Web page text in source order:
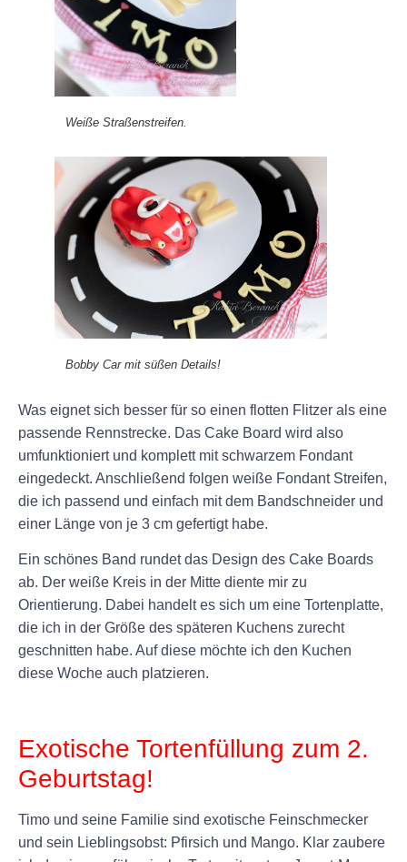
Weiße Straßenstreifen.
Bobby Car mit süßen Details!
Was eignet sich besser für so einen flotten Flitzer als eine
passende Rennstrecke. Das Cake Board wird also
umfunktioniert und komplett mit schwarzem Fondant
eingedeckt. Anschließend folgen weiße Fondant Streifen,
die ich passend und einfach mit dem Bandschneider und
einer Länge von je 3 cm gefertigt habe.
Ein schönes Band rundet das Design des Cake Boards
ab. Der weiße Kreis in der Mitte diente mir zu
Orientierung. Dabei handelt es sich um eine Tortenplatte,
die ich in der Größe des späteren Kuchens zurecht
geschnitten habe. Auf diese möchte ich den Kuchen
diese Woche auch platzieren.
Exotische Tortenfüllung zum 2.
Geburtstag!
Timo und seine Familie sind exotische Feinschmecker
und sein Lieblingsobst: Pfirsich und Mango. Klar zaubere